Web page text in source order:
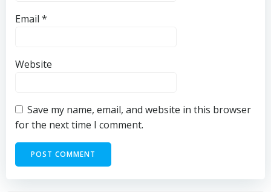
Email *
Website
Save my name, email, and website in this browser
for the next time I comment.